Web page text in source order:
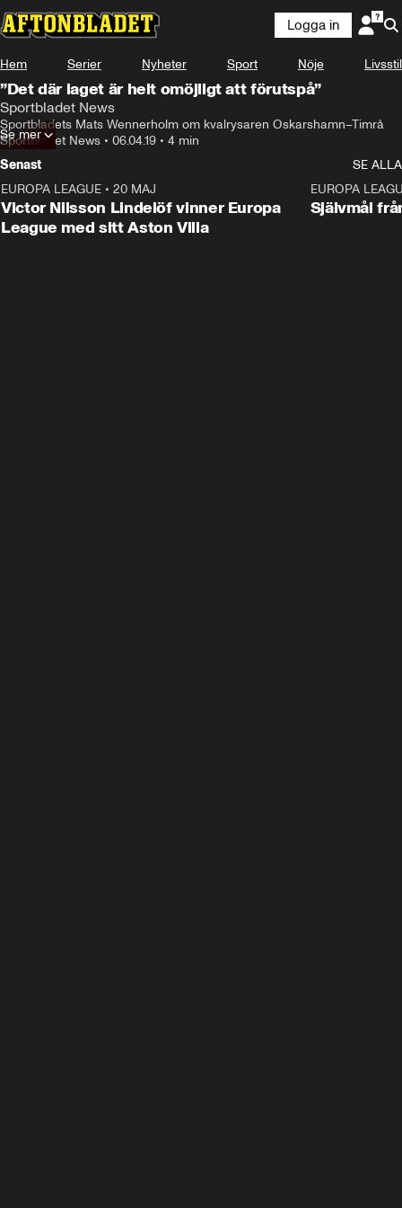
Logga in
Hem Serier Nyheter Sport Nöje Livsstil
”Det där laget är helt omöjligt att förutspå”
Sportbladet News
Sportbladets Mats Wennerholm om kvalrysaren Oskarshamn–Timrå
Sportbladet News • 06.04.19 • 4 min
Se mer
Senast
SE ALLA
EUROPA LEAGUE • 20 MAJ
Victor Nilsson Lindelöf vinner Europa
League med sitt Aston Villa
EUROPA
Självmål